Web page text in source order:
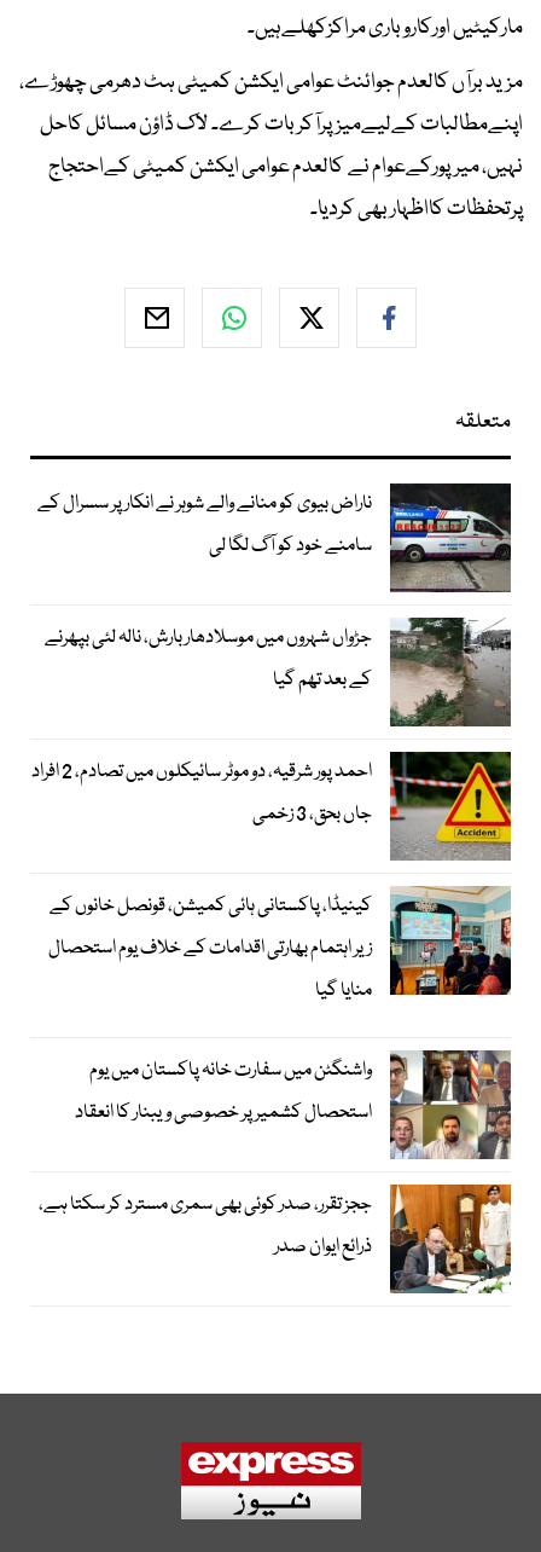
مارکیٹیں اورکاروباری مراکزکھلےہیں۔
مزید برآں کالعدم جوائنٹ عوامی ایکشن کمیٹی ہٹ دھرمی چھوڑے،
اپنےمطالبات کےلیےمیزپرآکربات کرے۔ لاک ڈاؤن مسائل کاحل
نہیں، میرپورکےعوام نے کالعدم عوامی ایکشن کمیٹی کےاحتجاج
پرتحفظات کااظہاربھی کردیا۔
متعلقہ
ناراض بیوی کو منانے والے شوہر نے انکار پر سسرال کے
سامنے خود کو آگ لگا لی
جڑواں شہروں میں موسلادھار بارش، نالہ لئی بپھرنے
کے بعد تھم گیا
احمد پور شرقیہ، دو موٹر سائیکلوں میں تصادم، 2 افراد
جاں بحق، 3 زخمی
کینیڈا، پاکستانی ہائی کمیشن، قونصل خانوں کے
زیر اہتمام بھارتی اقدامات کے خلاف یوم استحصال
منایا گیا
واشنگٹن میں سفارت خانہ پاکستان میں یوم
استحصال کشمیر پر خصوصی ویبنار کا انعقاد
ججز تقرر، صدر کوئی بھی سمری مسترد کر سکتا ہے،
ذرائع ایوان صدر